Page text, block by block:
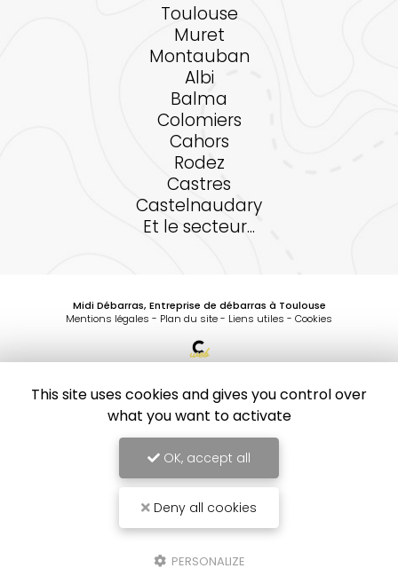
Toulouse
Muret
Montauban
Albi
Balma
Colomiers
Cahors
Rodez
Castres
Castelnaudary
Et le secteur...
Midi Débarras, Entreprise de débarras à Toulouse
Mentions légales - Plan du site- Liens utiles - Cookies
Demande de Devis
Secteurs-En savoir +
Sitemap
Entreprise de débarras à Toulouse
Entreprise de débarras à Toulouse
EPAD ou en maison de retraite par midi débarras
10/10
1 avis
This site uses cookies and gives you control over
what you want to activate
OK, accept all
Deny all cookies
PERSONALIZE